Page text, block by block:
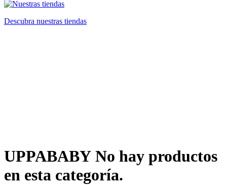
Descubra nuestras tiendas
UPPABABY No hay productos
en esta categoría.